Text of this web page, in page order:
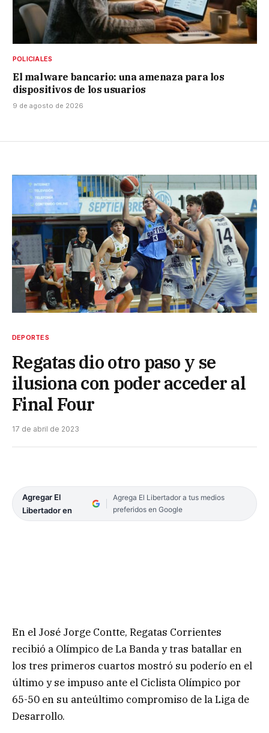
POLICIALES
El malware bancario: una amenaza para los
dispositivos de los usuarios
9 de agosto de 2026
DEPORTES
Regatas dio otro paso y se
ilusiona con poder acceder al
Final Four
17 de abril de 2023
Agregar El
Libertador en
Agrega El Libertador a tus medios
preferidos en Google
En el José Jorge Contte, Regatas Corrientes
recibió a Olímpico de La Banda y tras batallar en
los tres primeros cuartos mostró su poderío en el
último y se impuso ante el Ciclista Olímpico por
65-50 en su anteúltimo compromiso de la Liga de
Desarrollo.